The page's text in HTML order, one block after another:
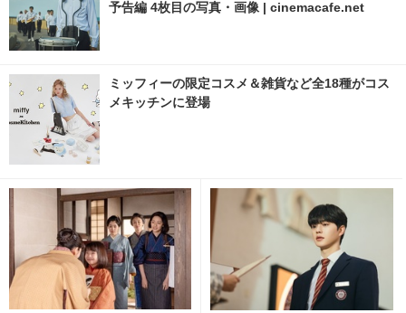
予告編 4枚目の写真・画像 | cinemacafe.net
ミッフィーの限定コスメ＆雑貨など全18種がコス
メキッチンに登場